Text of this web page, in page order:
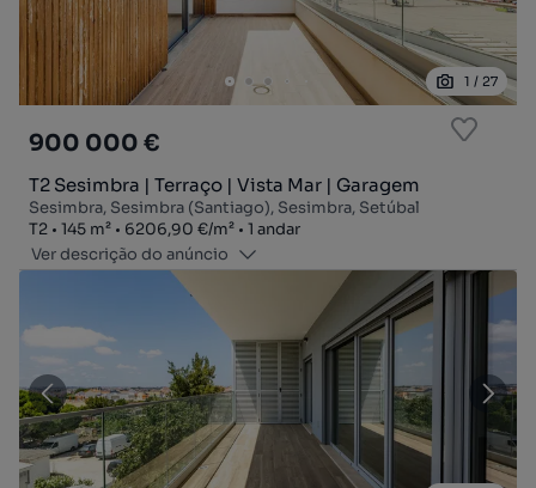
1 / 27
900 000 €
T2 Sesimbra | Terraço | Vista Mar | Garagem
Sesimbra, Sesimbra (Santiago), Sesimbra, Setúbal
Tipologia
T2
Zona145 m²
Preço por metro quadrado
6206,90 €/m²
Andar
1 andar
Ver descrição do anúncio